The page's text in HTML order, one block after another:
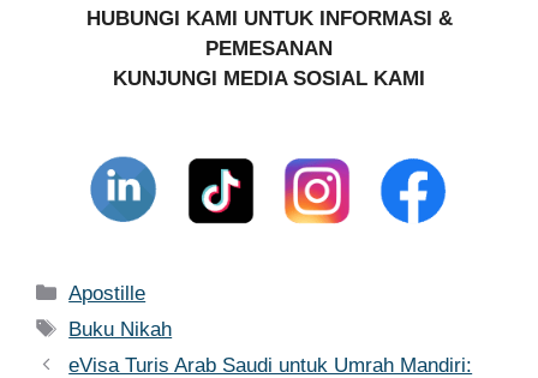
HUBUNGI KAMI UNTUK INFORMASI &
PEMESANAN
KUNJUNGI MEDIA SOSIAL KAMI
Kategori
Apostille
Tag
Buku Nikah
eVisa Turis Arab Saudi untuk Umrah Mandiri: